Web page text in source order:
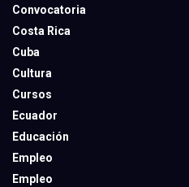
Convocatoria
Costa Rica
Cuba
Cultura
Cursos
Ecuador
Educación
Empleo
Empleo